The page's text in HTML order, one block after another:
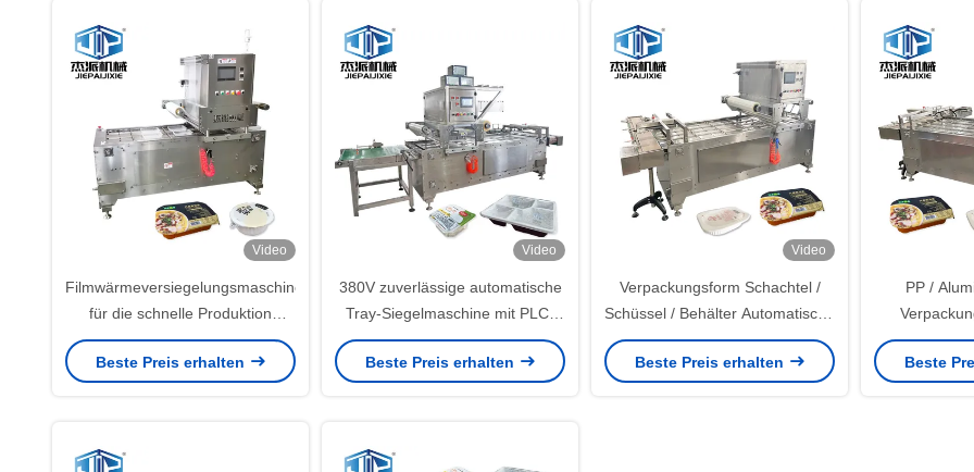
Video
Filmwärmeversiegelungsmaschine
für die schnelle Produktion
Verpackungsmaterial PP / PE /
PVC / PET
Beste Preis erhalten
Video
380V zuverlässige automatische
Tray-Siegelmaschine mit PLC-
Steuerung
Beste Preis erhalten
Video
Verpackungsform Schachtel /
Schüssel / Behälter Automatische
Schachtelversiegelungsmaschine
aus Edelstahl
Beste Preis erhalten
PP /
Beste